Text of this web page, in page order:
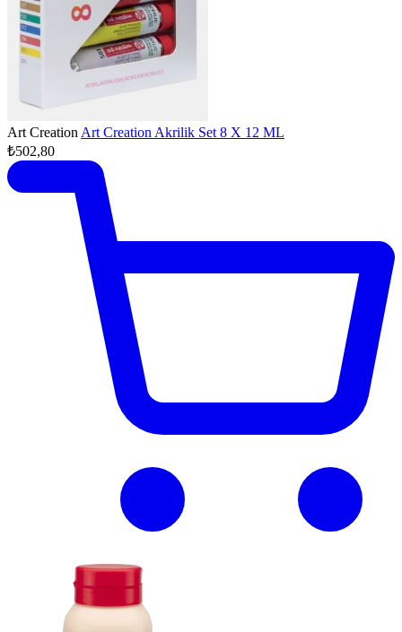
Art Creation Art Creation Akrilik Set 8 X 12 ML
₺502,80